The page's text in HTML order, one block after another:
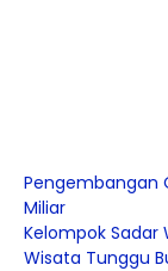
Pengembangan
Miliar
Kelompok Sadar
Wisata Tunggu